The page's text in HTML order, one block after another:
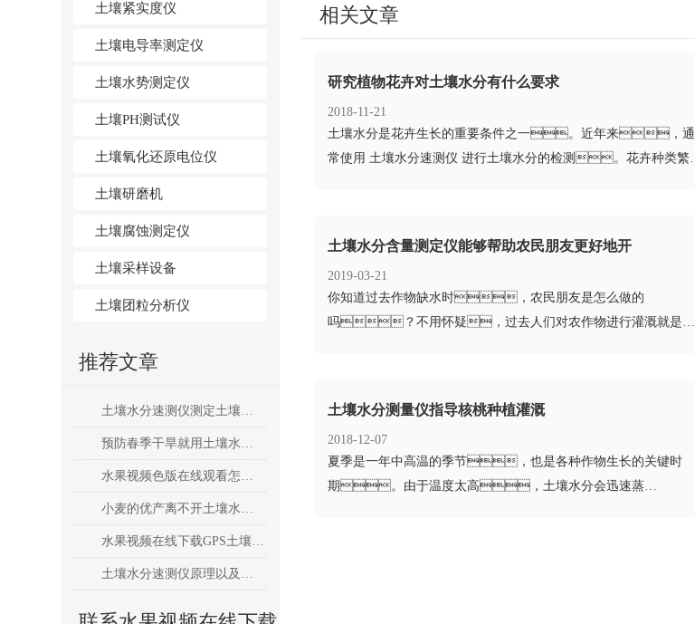
土壤紧实度仪
土壤电导率测定仪
土壤水势测定仪
土壤PH测试仪
土壤氧化还原电位仪
土壤研磨机
土壤腐蚀测定仪
土壤采样设备
土壤团粒分析仪
推荐文章
土壤水分速测仪测定土壤含水量
预防春季干旱就用土壤水分检测仪
水果视频色版在线观看怎么样
小麦的优产离不开土壤水分测试仪
水果视频在线下载GPS土壤水分温度盐分PH速测仪有哪些优势特点
土壤水分速测仪原理以及使用方法简述
相关文章
研究植物花卉对土壤水分有什么要求
2018-11-21
​土壤水分是花卉生长的重要条件之一。近年来，通
常使用 土壤水分速测仪 进行土壤水分的检测。花卉种类繁
土壤水分含量测定仪能够帮助农民朋友更好地开
2019-03-21
​你知道过去作物缺水时，农民朋友是怎么做的
吗？不用怀疑，过去人们对农作物进行灌溉就是凭
土壤水分测量仪指导核桃种植灌溉
2018-12-07
​夏季是一年中高温的季节，也是各种作物生长的关键时
期。由于温度太高，土壤水分会迅速蒸